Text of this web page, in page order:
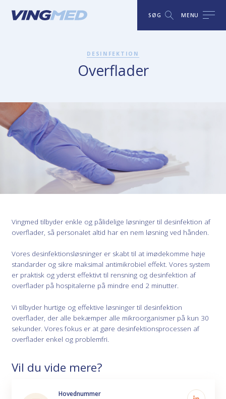
SØG MENU
DESINFEKTION
Overflader
Vingmed tilbyder enkle og pålidelige løsninger til desinfektion af
overflader, så personalet altid har en nem løsning ved hånden.
Vores desinfektionsløsninger er skabt til at imødekomme høje
standarder og sikre maksimal antimikrobiel effekt. Vores system
er praktisk og yderst effektivt til rensning og desinfektion af
overflader på hospitalerne på mindre end 2 minutter.
Vi tilbyder hurtige og effektive løsninger til desinfektion
overflader, der alle bekæmper alle mikroorganismer på kun 30
sekunder. Vores fokus er at gøre desinfektionsprocessen af
overflader enkel og problemfri.
Vil du vide mere?
Hovednummer